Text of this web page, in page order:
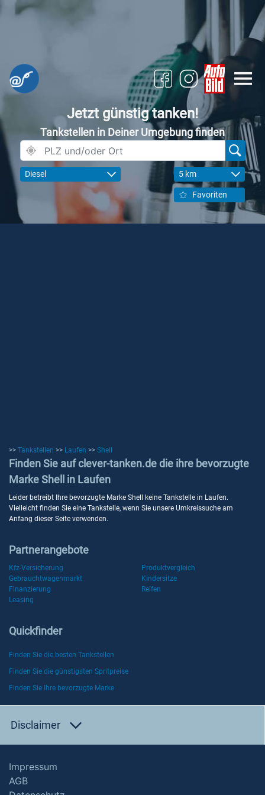
Jetzt günstig tanken!
Tankstellen in Deiner Umgebung finden
Diesel 5 km
Favoriten
>> Tankstellen >> Laufen >> Shell
Finden Sie auf clever-tanken.de die ihre bevorzugte
Marke Shell in Laufen
Leider betreibt Ihre bevorzugte Marke Shell keine Tankstelle in Laufen.
Vielleicht finden Sie eine Tankstelle, wenn Sie unsere Umkreissuche am
Anfang dieser Seite verwenden.
Partnerangebote
Kfz-Versicherung
Produktvergleich
Gebrauchtwagenmarkt
Kindersitze
Finanzierung
Reifen
Leasing
Quickfinder
Finden Sie die besten Tankstellen
Finden Sie die günstigsten Spritpreise
Finden Sie Ihre bevorzugte Marke
Disclaimer
Impressum
AGB